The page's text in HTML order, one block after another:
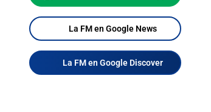
La FM en Google News
La FM en Google Discover